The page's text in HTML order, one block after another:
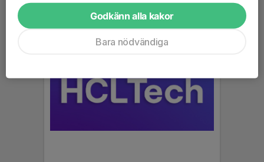
Godkänn alla kakor
Bara nödvändiga